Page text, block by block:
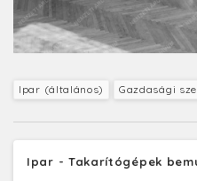
Ipar (általános) Gazdasági
Ipar - Takarítógépek